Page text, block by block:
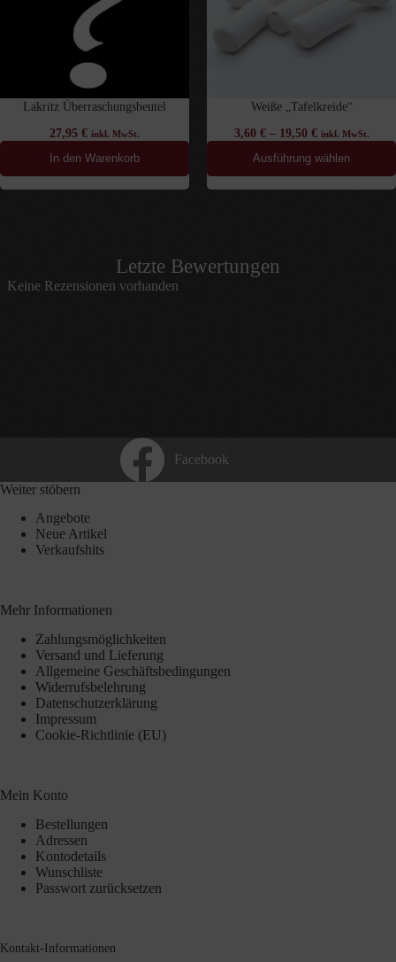
Lakritz Überraschungsbeutel
27,95 € inkl. MwSt.
In den Warenkorb
Weiße „Tafelkreide“
3,60 €– 19,50 € inkl. MwSt.
Ausführung wählen
Letzte Bewertungen
Keine Rezensionen vorhanden
Facebook
Weiter stöbern
Angebote
Neue Artikel
Verkaufshits
Mehr Informationen
Zahlungsmöglichkeiten
Versand und Lieferung
Allgemeine Geschäftsbedingungen
Widerrufsbelehrung
Datenschutzerklärung
Impressum
Cookie-Richtlinie (EU)
Mein Konto
Bestellungen
Adressen
Kontodetails
Wunschliste
Passwort zurücksetzen
Kontakt-Informationen